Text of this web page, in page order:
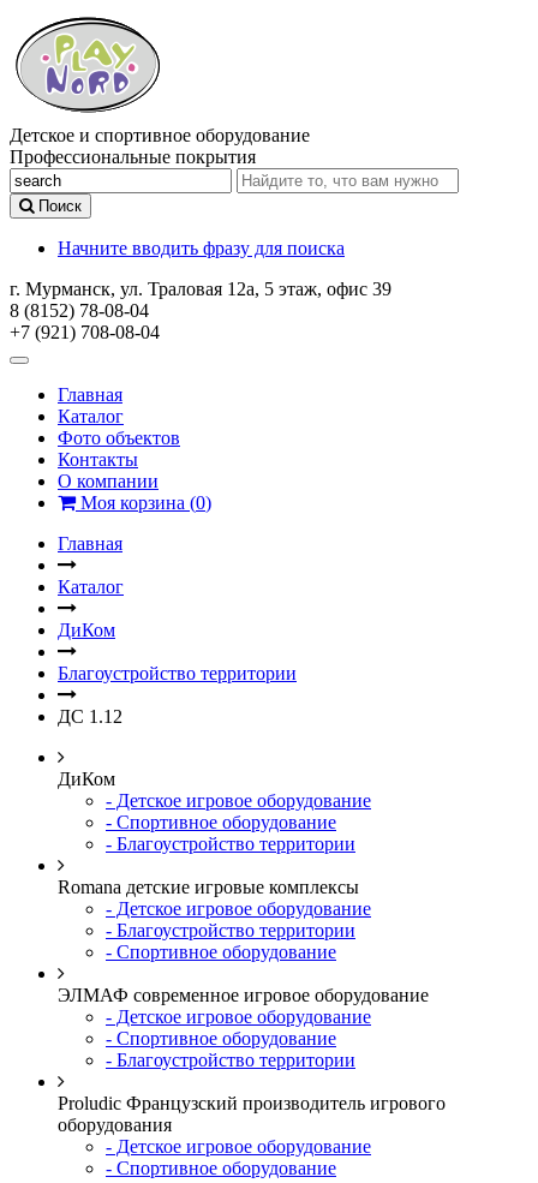
Детское и спортивное оборудование
Профессиональные покрытия
Поиск
Начните вводить фразу для поиска
г. Мурманск, ул. Траловая 12а, 5 этаж, офис 39
8 (8152) 78-08-04
+7 (921) 708-08-04
Главная
Каталог
Фото объектов
Контакты
О компании
Моя корзина (0)
Главная
Каталог
ДиКом
Благоустройство территории
ДС 1.12
ДиКом
- Детское игровое оборудование
- Спортивное оборудование
- Благоустройство территории
Romana детские игровые комплексы
- Детское игровое оборудование
- Благоустройство территории
- Спортивное оборудование
ЭЛМАФ современное игровое оборудование
- Детское игровое оборудование
- Спортивное оборудование
- Благоустройство территории
Proludic Французский производитель игрового
оборудования
- Детское игровое оборудование
- Спортивное оборудование